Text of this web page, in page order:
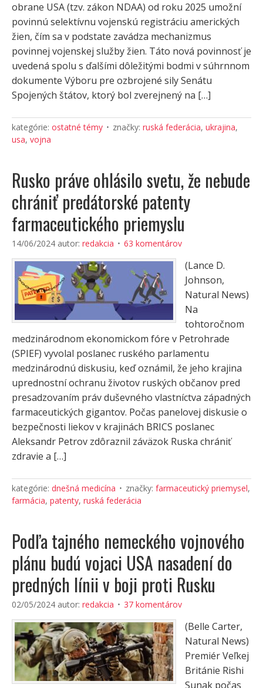
obrane USA (tzv. zákon NDAA) od roku 2025 umožní
povinnú selektívnu vojenskú registráciu amerických
žien, čím sa v podstate zavádza mechanizmus
povinnej vojenskej služby žien. Táto nová povinnosť je
uvedená spolu s ďalšími dôležitými bodmi v súhrnnom
dokumente Výboru pre ozbrojené sily Senátu
Spojených štátov, ktorý bol zverejnený na […]
kategórie: ostatné témy značky: ruská federácia, ukrajina,
usa, vojna
Rusko práve ohlásilo svetu, že nebude
chrániť predátorské patenty
farmaceutického priemyslu
14/06/2024 autor: redakcia 63 komentárov
(Lance D.
Johnson,
Natural News)
Na
tohtoročnom
medzinárodnom ekonomickom fóre v Petrohrade
(SPIEF) vyvolal poslanec ruského parlamentu
medzinárodnú diskusiu, keď oznámil, že jeho krajina
uprednostní ochranu životov ruských občanov pred
presadzovaním práv duševného vlastníctva západných
farmaceutických gigantov. Počas panelovej diskusie o
bezpečnosti liekov v krajinách BRICS poslanec
Aleksandr Petrov zdôraznil záväzok Ruska chrániť
zdravie a […]
kategórie: dnešná medicína značky: farmaceutický priemysel,
farmácia, patenty, ruská federácia
Podľa tajného nemeckého vojnového
plánu budú vojaci USA nasadení do
predných línii v boji proti Rusku
02/05/2024 autor: redakcia 37 komentárov
(Belle Carter,
Natural News)
Premiér Veľkej
Británie Rishi
Sunak počas